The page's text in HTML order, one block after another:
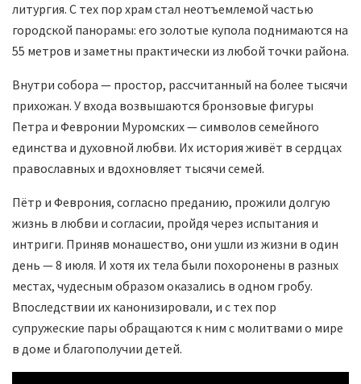
литургия. С тех пор храм стал неотъемлемой частью
городской панорамы: его золотые купола поднимаются на
55 метров и заметны практически из любой точки района.
Внутри собора — простор, рассчитанный на более тысячи
прихожан. У входа возвышаются бронзовые фигуры
Петра и Февронии Муромских — символов семейного
единства и духовной любви. Их история живёт в сердцах
православных и вдохновляет тысячи семей.
Пётр и Феврония, согласно преданию, прожили долгую
жизнь в любви и согласии, пройдя через испытания и
интриги. Приняв монашество, они ушли из жизни в один
день — 8 июля. И хотя их тела были похоронены в разных
местах, чудесным образом оказались в одном гробу.
Впоследствии их канонизировали, и с тех пор
супружеские пары обращаются к ним с молитвами о мире
в доме и благополучии детей.